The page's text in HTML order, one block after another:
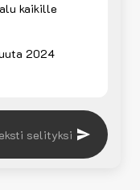
kaikille
2024